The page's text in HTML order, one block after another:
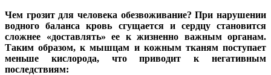
Чем грозит для человека обезвоживание? При нарушении
водного баланса кровь сгущается и сердцу становится
сложнее «доставлять» ее к жизненно важным органам.
Таким образом, к мышцам и кожным тканям поступает
меньше кислорода, что приводит к негативным
последствиям: